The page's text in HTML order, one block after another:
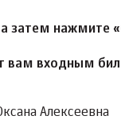
затем нажмите
вам входным
Алексеевна